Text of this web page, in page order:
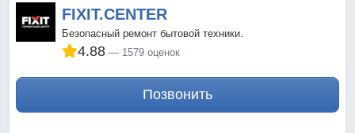
FIXIT.CENTER
Безопасный ремонт бытовой техники.
4.88 1579 оценок
Позвонить